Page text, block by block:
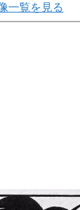
一覧を見る